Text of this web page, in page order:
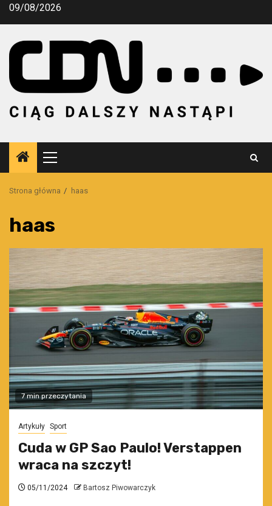
Przejdź
09/08/2026
Menu
główne
Strona główna haas
haas
7 min przeczytania
Artykuły Sport
Cuda w GP Sao Paulo! Verstappen
wraca na szczyt!
05/11/2024 Bartosz Piwowarczyk